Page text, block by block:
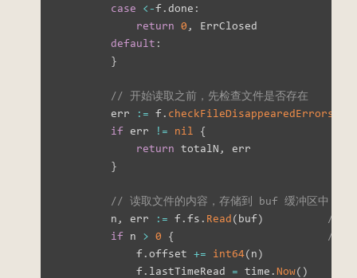
case
<-f.done :
return 0 ,
ErrClosed
default :
}
// 开始读取之前，先检查文件是否存在
        err
:= f. checkFileDisappearedErrors
if err != nil
{
return totalN ,
err
}
// 读取文件的内容，存储到 buf 缓冲区中
        n
, err := f.fs . Read(buf)
// 最
if n > 0 {
// 如
            f
.offset += int64(n)
            f
. lastTimeRead = time .Now( )